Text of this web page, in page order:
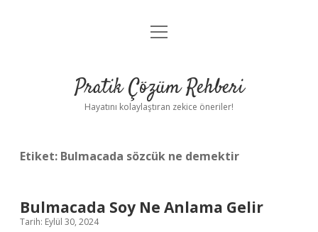
Anasayfa
Yasal Uyarı
menüyü
Pratik Çözüm Rehberi
Hayatını kolaylaştıran zekice öneriler!
Etiket: Bulmacada sözcük ne demektir
Bulmacada Soy Ne Anlama Gelir
Tarih: Eylül 30, 2024